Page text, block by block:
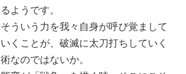
るようです。
そういう力を我々自身が呼び覚まして
いくことが、破滅に太刀打ちしていく
術なのではないか。